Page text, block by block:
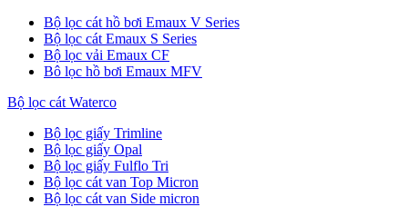
Bộ lọc cát hồ bơi Emaux V Series
Bộ lọc cát Emaux S Series
Bộ lọc vải Emaux CF
Bô lọc hồ bơi Emaux MFV
Bộ lọc cát Waterco
Bộ lọc giấy Trimline
Bộ lọc giấy Opal
Bộ lọc giấy Fulflo Tri
Bộ lọc cát van Top Micron
Bộ lọc cát van Side micron